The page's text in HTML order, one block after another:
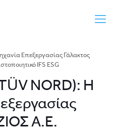
Επεξεργασίας Γάλακτος
IFS ESG
NORD): Η
Α.Ε.